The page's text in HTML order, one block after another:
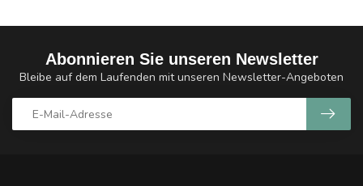
Abonnieren Sie unseren Newsletter
Bleibe auf dem Laufenden mit unseren Newsletter-Angeboten